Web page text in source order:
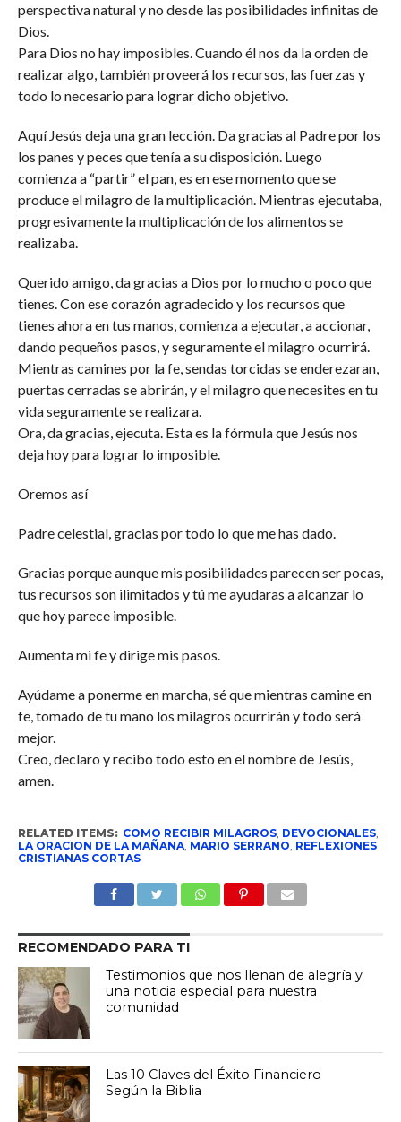
perspectiva natural y no desde las posibilidades infinitas de
Dios.
Para Dios no hay imposibles. Cuando él nos da la orden de
realizar algo, también proveerá los recursos, las fuerzas y
todo lo necesario para lograr dicho objetivo.
Aquí Jesús deja una gran lección. Da gracias al Padre por los
los panes y peces que tenía a su disposición. Luego
comienza a “partir” el pan, es en ese momento que se
produce el milagro de la multiplicación. Mientras ejecutaba,
progresivamente la multiplicación de los alimentos se
realizaba.
Querido amigo, da gracias a Dios por lo mucho o poco que
tienes. Con ese corazón agradecido y los recursos que
tienes ahora en tus manos, comienza a ejecutar, a accionar,
dando pequeños pasos, y seguramente el milagro ocurrirá.
Mientras camines por la fe, sendas torcidas se enderezaran,
puertas cerradas se abrirán, y el milagro que necesites en tu
vida seguramente se realizara.
Ora, da gracias, ejecuta. Esta es la fórmula que Jesús nos
deja hoy para lograr lo imposible.
Oremos así
Padre celestial, gracias por todo lo que me has dado.
Gracias porque aunque mis posibilidades parecen ser pocas,
tus recursos son ilimitados y tú me ayudaras a alcanzar lo
que hoy parece imposible.
Aumenta mi fe y dirige mis pasos.
Ayúdame a ponerme en marcha, sé que mientras camine en
fe, tomado de tu mano los milagros ocurrirán y todo será
mejor.
Creo, declaro y recibo todo esto en el nombre de Jesús,
amen.
RELATED ITEMS: COMO RECIBIR MILAGROS, DEVOCIONALES,
LA ORACION DE LA MAÑANA, MARIO SERRANO, REFLEXIONES
CRISTIANAS CORTAS
RECOMENDADO PARA TI
Testimonios que nos llenan de alegría y
una noticia especial para nuestra
comunidad
Las 10 Claves del Éxito Financiero
Según la Biblia